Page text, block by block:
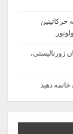
حرکاتینین
— آذربایجان ژورنالیستی،
دهید